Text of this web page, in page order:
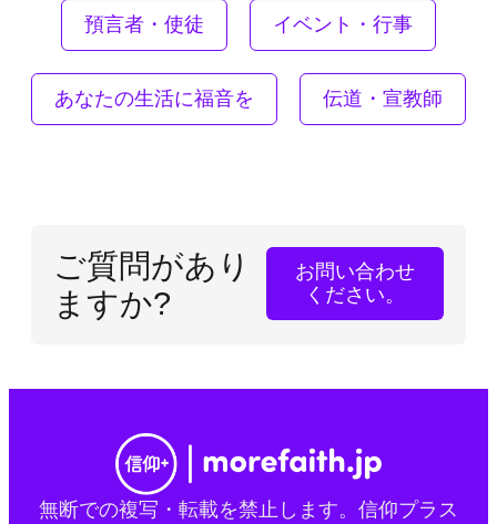
預言者・使徒 イベント・行事
あなたの生活に福音を 伝道・宣教師
ご質問があり
ますか?
お問い合わせ
ください。
無断での複写・転載を禁止します。信仰プラス